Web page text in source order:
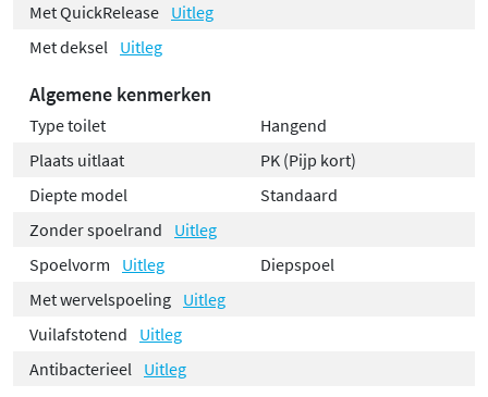
Met QuickRelease Uitleg
Met deksel Uitleg
Algemene kenmerken
Type toilet
Hangend
Plaats uitlaat
PK (Pijp kort)
Diepte model
Standaard
Zonder spoelrand
Uitleg
Spoelvorm
Uitleg
Diepspoel
Met wervelspoeling Uitleg
Vuilafstotend
Uitleg
Antibacterieel Uitleg